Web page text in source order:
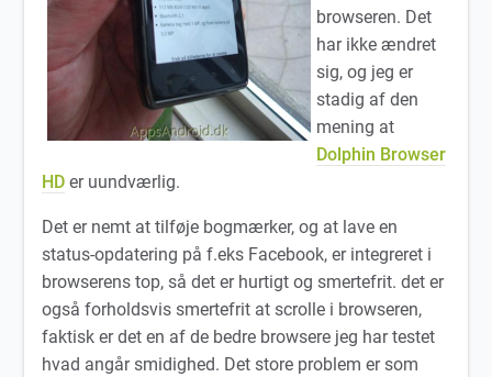
browseren. Det
har ikke ændret
sig, og jeg er
stadig af den
mening at
Dolphin Browser
HD er uundværlig.
Det er nemt at tilføje bogmærker, og at lave en
status-opdatering på f.eks Facebook, er integreret i
browserens top, så det er hurtigt og smertefrit. det er
også forholdsvis smertefrit at scrolle i browseren,
faktisk er det en af de bedre browsere jeg har testet
hvad angår smidighed. Det store problem er som